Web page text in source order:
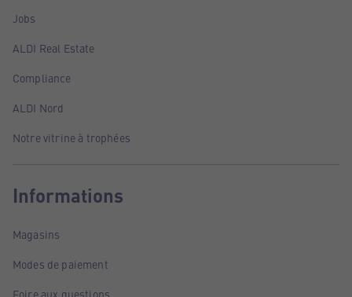
Jobs
ALDI Real Estate
Compliance
ALDI Nord
Notre vitrine à trophées
Informations
Magasins
Modes de paiement
Foire aux questions